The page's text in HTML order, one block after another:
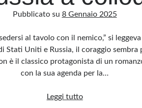
Pubblicato su 8 Gennaio 2025
al tavolo con il nemico,” si
Stati Uniti e Russia, il coraggio sembra
è il classico protagonista di un
con la sua agenda per la…
Leggi tuttoUn